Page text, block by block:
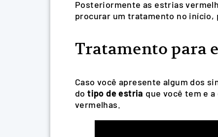
Posteriormente as estrias
procurar um tratamento no
Tratamento para
Caso você apresente algum dos
do tipo de estria que você tem e
vermelhas.